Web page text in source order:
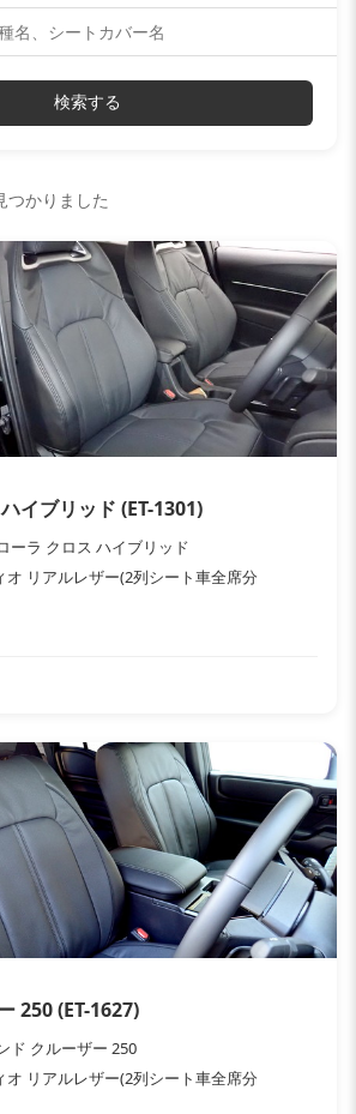
検索する
つかりました
イブリッド (ET-1301)
ーラ クロス ハイブリッド
オ リアルレザー(2列シート車全席分
250 (ET-1627)
ド クルーザー 250
オ リアルレザー(2列シート車全席分